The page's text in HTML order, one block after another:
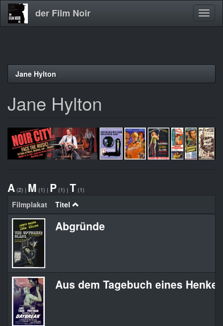
Direkt
der Film Noir
Jane Hylton
Jane Hylton
A (2) | M (1) | P (1) | T (1)
Filmplakat Titel
Abgründe
Aus dem Tagebuch eines